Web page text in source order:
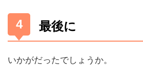
最後に
いかがだったでしょうか。